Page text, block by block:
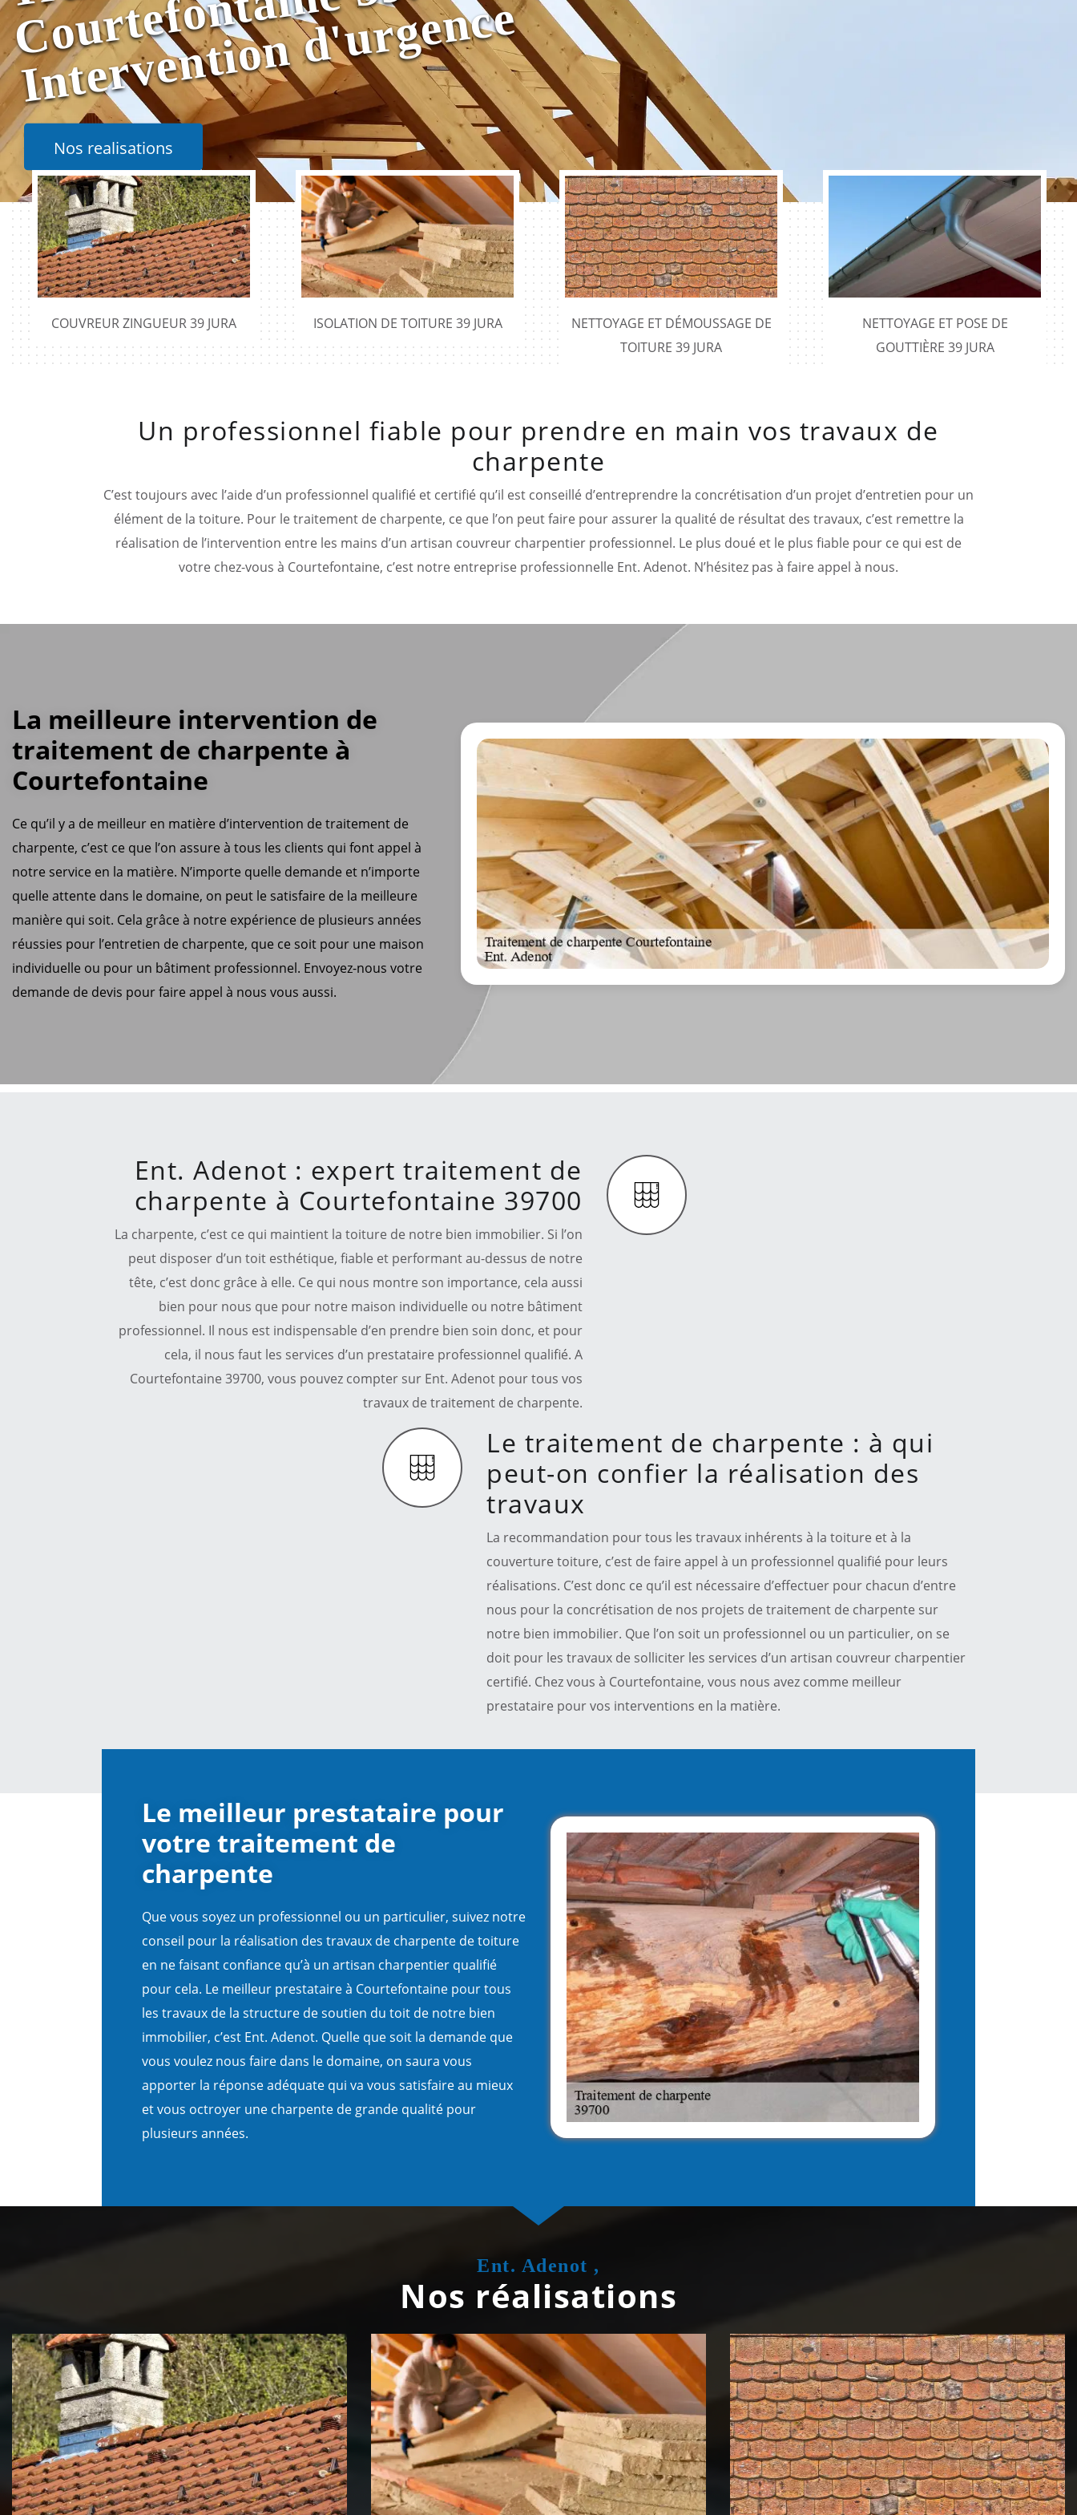
e
e
Nos realisations
COUVREUR ZINGUEUR 39 JURA ISOLATION DE TOITURE 39 JURA
NETTOYAGE ET DÉMOUSSAGE DE
TOITURE 39 JURA
NETTOYAGE ET POSE DE
GOUTTIÈRE 39 JURA
Un professionnel fiable pour prendre en main vos travaux de
charpente
C’est toujours avec l’aide d’un professionnel qualifié et certifié qu’il est conseillé d’entreprendre la concrétisation d’un projet d’entretien pour un
élément de la toiture. Pour le traitement de charpente, ce que l’on peut faire pour assurer la qualité de résultat des travaux, c’est remettre la
réalisation de l’intervention entre les mains d’un artisan couvreur charpentier professionnel. Le plus doué et le plus fiable pour ce qui est de
votre chez-vous à Courtefontaine, c’est notre entreprise professionnelle Ent. Adenot. N’hésitez pas à faire appel à nous.
La meilleure intervention de
traitement de charpente à
Courtefontaine
Ce qu’il y a de meilleur en matière d’intervention de traitement de
charpente, c’est ce que l’on assure à tous les clients qui font appel à
notre service en la matière. N’importe quelle demande et n’importe
quelle attente dans le domaine, on peut le satisfaire de la meilleure
manière qui soit. Cela grâce à notre expérience de plusieurs années
réussies pour l’entretien de charpente, que ce soit pour une maison
individuelle ou pour un bâtiment professionnel. Envoyez-nous votre
demande de devis pour faire appel à nous vous aussi.
Ent. Adenot : expert traitement de
charpente à Courtefontaine 39700
La charpente, c’est ce qui maintient la toiture de notre bien immobilier. Si l’on
peut disposer d’un toit esthétique, fiable et performant au-dessus de notre
tête, c’est donc grâce à elle. Ce qui nous montre son importance, cela aussi
bien pour nous que pour notre maison individuelle ou notre bâtiment
professionnel. Il nous est indispensable d’en prendre bien soin donc, et pour
cela, il nous faut les services d’un prestataire professionnel qualifié. A
Courtefontaine 39700, vous pouvez compter sur Ent. Adenot pour tous vos
travaux de traitement de charpente.
Le traitement de charpente : à qui
peut-on confier la réalisation des
travaux
La recommandation pour tous les travaux inhérents à la toiture et à la
couverture toiture, c’est de faire appel à un professionnel qualifié pour leurs
réalisations. C’est donc ce qu’il est nécessaire d’effectuer pour chacun d’entre
nous pour la concrétisation de nos projets de traitement de charpente sur
notre bien immobilier. Que l’on soit un professionnel ou un particulier, on se
doit pour les travaux de solliciter les services d’un artisan couvreur charpentier
certifié. Chez vous à Courtefontaine, vous nous avez comme meilleur
prestataire pour vos interventions en la matière.
Le meilleur prestataire pour
votre traitement de
charpente
Que vous soyez un professionnel ou un particulier, suivez notre
conseil pour la réalisation des travaux de charpente de toiture
en ne faisant confiance qu’à un artisan charpentier qualifié
pour cela. Le meilleur prestataire à Courtefontaine pour tous
les travaux de la structure de soutien du toit de notre bien
immobilier, c’est Ent. Adenot. Quelle que soit la demande que
vous voulez nous faire dans le domaine, on saura vous
apporter la réponse adéquate qui va vous satisfaire au mieux
et vous octroyer une charpente de grande qualité pour
plusieurs années.
Ent. Adenot ,
Nos réalisations
Couvreur zingueur 39 Jura Isolation de toiture 39 Jura
Nettoyage et démoussage de
toiture 39 Jura